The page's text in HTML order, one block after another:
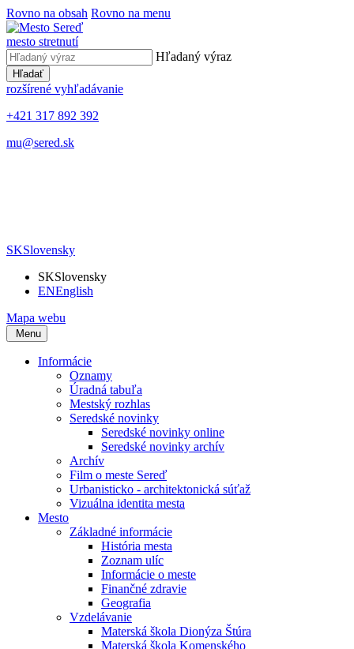
Rovno na obsah Rovno na menu
mesto stretnutí
Hľadaný výraz
Hľadať
rozšírené vyhľadávanie
+421 317 892 392
mu@sered.sk
SKSlovensky
SKSlovensky
ENEnglish
Mapa webu
Menu
Informácie
Oznamy
Úradná tabuľa
Mestský rozhlas
Seredské novinky
Seredské novinky online
Seredské novinky archív
Archív
Film o meste Sereď
Urbanisticko - architektonická súťaž
Vizuálna identita mesta
Mesto
Základné informácie
História mesta
Zoznam ulíc
Informácie o meste
Finančné zdravie
Geografia
Vzdelávanie
Materská škola Dionýza Štúra
Materská škola Komenského